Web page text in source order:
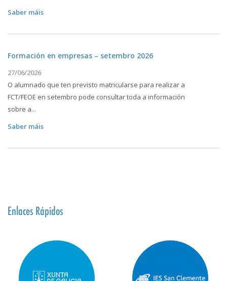
Saber máis
Formación en empresas – setembro 2026
27/06/2026
O alumnado que ten previsto matricularse para realizar a
FCT/FEOE en setembro pode consultar toda a información
sobre a...
Saber máis
Enlaces Rápidos